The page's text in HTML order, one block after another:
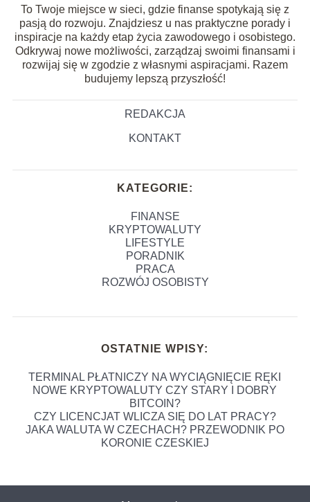
To Twoje miejsce w sieci, gdzie finanse spotykają się z
pasją do rozwoju. Znajdziesz u nas praktyczne porady i
inspiracje na każdy etap życia zawodowego i osobistego.
Odkrywaj nowe możliwości, zarządzaj swoimi finansami i
rozwijaj się w zgodzie z własnymi aspiracjami. Razem
budujemy lepszą przyszłość!
REDAKCJA
KONTAKT
KATEGORIE:
FINANSE
KRYPTOWALUTY
LIFESTYLE
PORADNIK
PRACA
ROZWÓJ OSOBISTY
OSTATNIE WPISY:
TERMINAL PŁATNICZY NA WYCIĄGNIĘCIE RĘKI
NOWE KRYPTOWALUTY CZY STARY I DOBRY
BITCOIN?
CZY LICENCJAT WLICZA SIĘ DO LAT PRACY?
JAKA WALUTA W CZECHACH? PRZEWODNIK PO
KORONIE CZESKIEJ